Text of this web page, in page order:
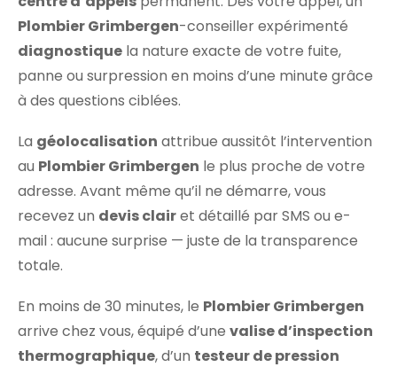
Plombier Grimbergen-conseiller expérimenté
diagnostique la nature exacte de votre fuite,
panne ou surpression en moins d’une minute grâce
à des questions ciblées.
La géolocalisation attribue aussitôt l’intervention
au Plombier Grimbergen le plus proche de votre
adresse. Avant même qu’il ne démarre, vous
recevez un devis clairet détaillé par SMS ou e-
mail : aucune surprise — juste de la transparence
totale.
En moins de 30 minutes, le Plombier Grimbergen
arrive chez vous, équipé d’une valise d’inspection
thermographique, d’un testeur de pression